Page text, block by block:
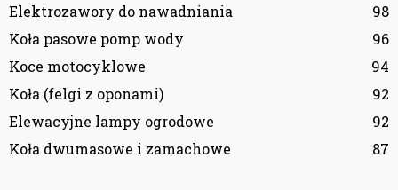
Elektrozawory do nawadniania
98
Koła pasowe pomp wody
96
Koce motocyklowe
94
Koła (felgi z oponami)
92
Elewacyjne lampy ogrodowe
92
Koła dwumasowe i zamachowe
87